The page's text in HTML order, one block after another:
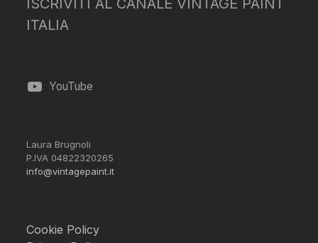
ISCRIVITI AL CANALE VINTAGE PAINT
ITALIA
YouTube
Laura Brugnoli
P.IVA 04822320265
info@vintagepaint.it
Cookie Policy